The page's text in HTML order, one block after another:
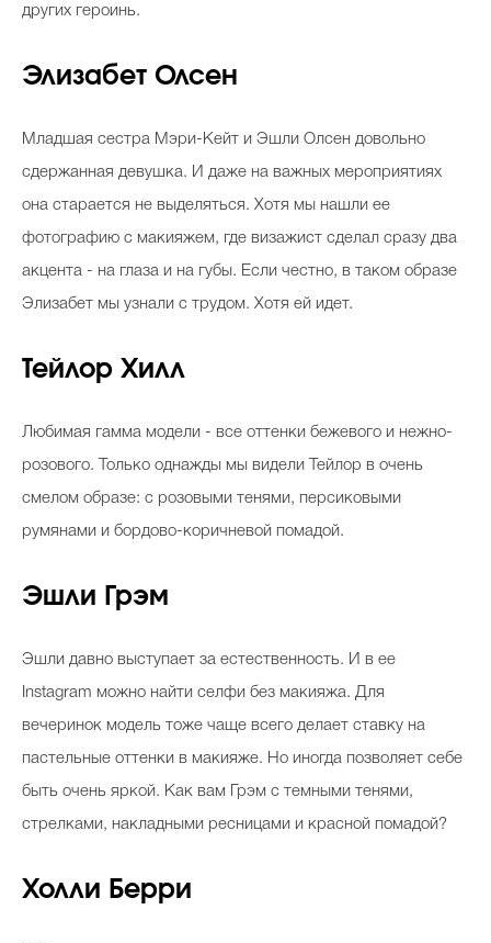
других героинь.
Элизабет Олсен
Младшая сестра Мэри-Кейт и Эшли Олсен довольно
сдержанная девушка. И даже на важных мероприятиях
она старается не выделяться. Хотя мы нашли ее
фотографию с макияжем, где визажист сделал сразу два
акцента - на глаза и на губы. Если честно, в таком образе
Элизабет мы узнали с трудом. Хотя ей идет.
Тейлор Хилл
Любимая гамма модели - все оттенки бежевого и нежно-
розового. Только однажды мы видели Тейлор в очень
смелом образе: с розовыми тенями, персиковыми
румянами и бордово-коричневой помадой.
Эшли Грэм
Эшли давно выступает за естественность. И в ее
Instagram можно найти селфи без макияжа. Для
вечеринок модель тоже чаще всего делает ставку на
пастельные оттенки в макияже. Но иногда позволяет себе
быть очень яркой. Как вам Грэм с темными тенями,
стрелками, накладными ресницами и красной помадой?
Холли Берри